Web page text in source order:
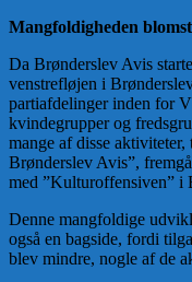
Mangfoldigheden
Da Brønderslev Avis
venstrefløjen i
partiafdelinger inden for
kvindegrupper og
mange af disse
Brønderslev Avis”,
med ”Kulturoffensiven” i
Denne mangfoldige
også en bagside, fordi
blev mindre, nogle af de